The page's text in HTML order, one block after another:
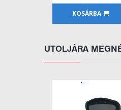
KOSÁRBA
UTOLJÁRA